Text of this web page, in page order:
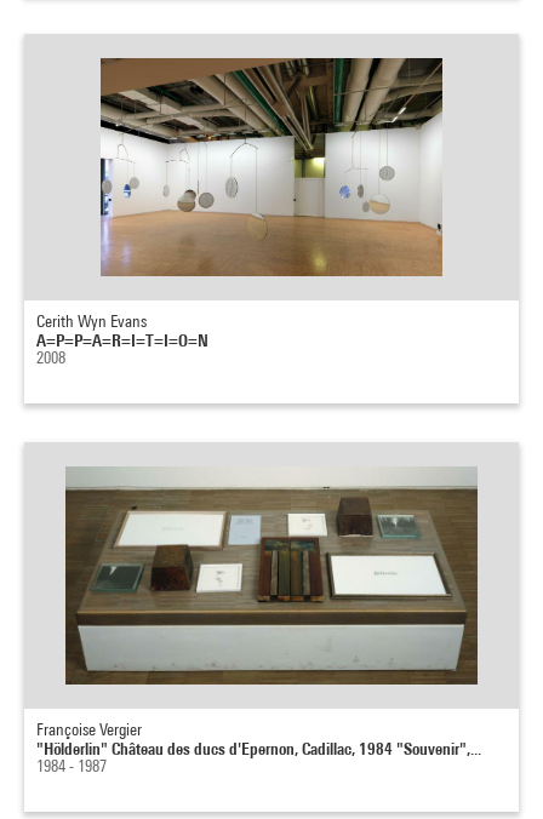
Cerith Wyn Evans
A=P=P=A=R=I=T=I=O=N
2008
Françoise Vergier
"Hölderlin" Château des ducs d'Epernon, Cadillac, 1984 "Souvenir",...
1984 - 1987